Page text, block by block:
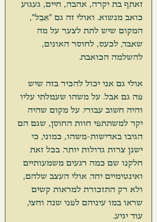
זאתף בת יקרה, אהבה, חיים, געגוע
כואב מנשוא. ואולי זה גם "אֵבֶל",
המקום שיש לתת לצער על מה
שאבד, לכעס, לחוסר האונים,
להשלמה הכואבת.
אולי גם אני יכול להכיר בזה שיש
פה גם אבל. על משהו שעמלתי עליו
והיה חשוב עבורי. על מקום שהיה
יקר למשתתפי חוות החוסן, שגם הם
הגיבו באדישות-משהו, כמוני, כי
ישנן צרות גדולות יותר. בכל זאת
חלקנו שם כמה רגעים משמעותיים
ואינטימיים יחד. אולי העצב שלהם,
ולא רק התזכורת למראות קשים
שראו במו עיניהם לפני שנה וחצי,
עוד יגיע.